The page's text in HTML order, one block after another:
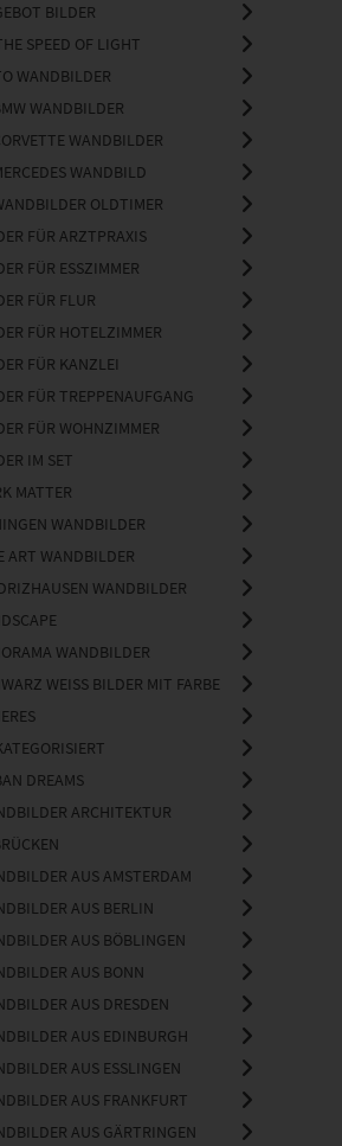
BILDER
SPEED OF LIGHT
WANDBILDER
WANDBILDER
WANDBILDER
WANDBILD
OLDTIMER
FÜR ARZTPRAXIS
FÜR ESSZIMMER
FÜR FLUR
FÜR HOTELZIMMER
FÜR KANZLEI
FÜR TREPPENAUFGANG
FÜR WOHNZIMMER
IM SET
MATTER
WANDBILDER
ART WANDBILDER
WANDBILDER
WANDBILDER
WEISS BILDER MIT FARBE
DREAMS
ARCHITEKTUR
AUS AMSTERDAM
AUS BERLIN
AUS BÖBLINGEN
AUS BONN
AUS DRESDEN
AUS EDINBURGH
AUS ESSLINGEN
AUS FRANKFURT
AUS GÄRTRINGEN
Gruppe ist essenziell und kann nicht